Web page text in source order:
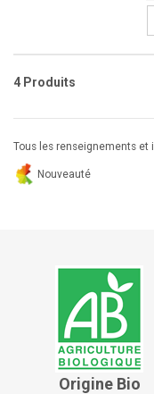
4 Produits
Tous les renseignements
Nouveauté
Origine Bio